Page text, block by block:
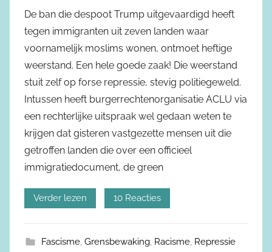
De ban die despoot Trump uitgevaardigd heeft
tegen immigranten uit zeven landen waar
voornamelijk moslims wonen, ontmoet heftige
weerstand. Een hele goede zaak! Die weerstand
stuit zelf op forse repressie, stevig politiegeweld.
Intussen heeft burgerrechtenorganisatie ACLU via
een rechterlijke uitspraak wel gedaan weten te
krijgen dat gisteren vastgezette mensen uit die
getroffen landen die over een officieel
immigratiedocument, de green
Verder lezen 10 Reacties
Fascisme, Grensbewaking, Racisme, Repressie